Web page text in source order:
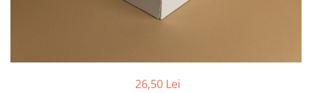
CUTII DE TORT CU FEREASTRA
26,50 Lei